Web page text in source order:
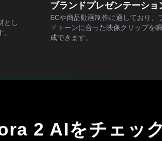
とし
ブランドプレゼンテーショ
ECや商品動画制作に適しており、
ドトーンに合った映像クリップを
成できます。
2 AIをチェック